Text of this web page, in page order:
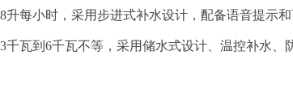
每小时，采用步进式补水设计，配备语音提示和
瓦到6千瓦不等，采用储水式设计、温控补水、